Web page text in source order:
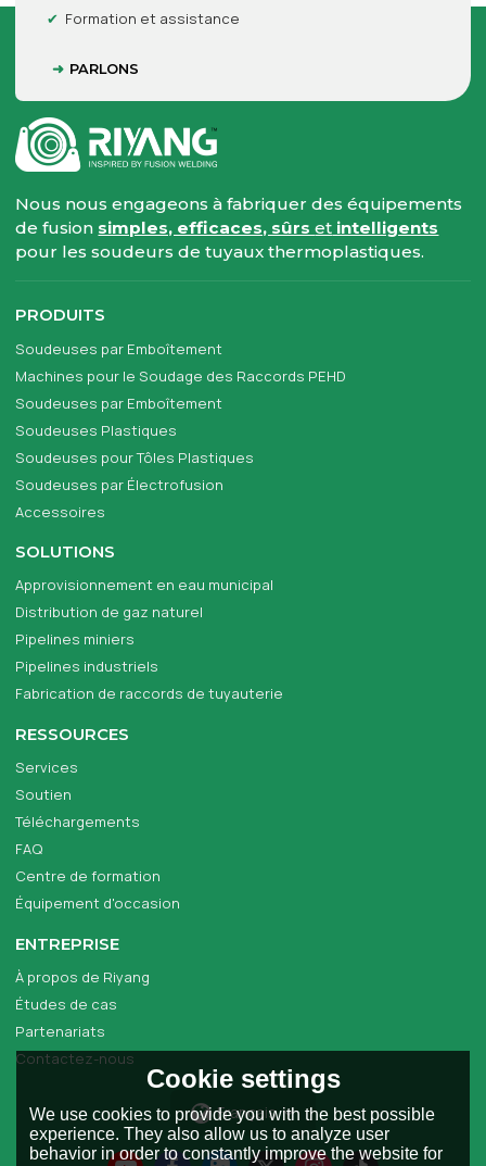
Formation et assistance
PARLONS
Nous nous engageons à fabriquer des équipements
de fusion simples, efficaces, sûrset intelligents
pour les soudeurs de tuyaux thermoplastiques.
PRODUITS
Soudeuses par Emboîtement
Machines pour le Soudage des Raccords PEHD
Soudeuses par Emboîtement
Soudeuses Plastiques
Soudeuses pour Tôles Plastiques
Soudeuses par Électrofusion
Accessoires
SOLUTIONS
Approvisionnement en eau municipal
Distribution de gaz naturel
Pipelines miniers
Pipelines industriels
Fabrication de raccords de tuyauterie
RESSOURCES
Services
Soutien
Téléchargements
FAQ
Centre de formation
Équipement d'occasion
ENTREPRISE
À propos de Riyang
Études de cas
Partenariats
Contactez-nous
Français
Cookie settings
We use cookies to provide you with the best possible
experience. They also allow us to analyze user
behavior in order to constantly improve the website for